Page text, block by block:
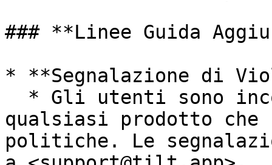
### **Linee Guida
* **Segnalazione di
qualsiasi prodotto
politiche. Le